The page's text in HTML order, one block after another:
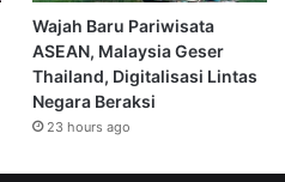
Wajah Baru Pariwisata
ASEAN, Malaysia Geser
Thailand, Digitalisasi Lintas
Negara Beraksi
23 hours ago